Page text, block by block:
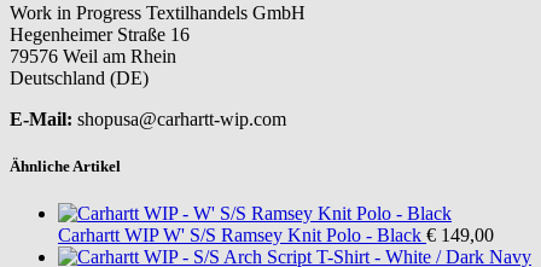
Work in Progress Textilhandels GmbH
Hegenheimer Straße 16
79576 Weil am Rhein
Deutschland (DE)
E-Mail: shopusa@carhartt-wip.com
Ähnliche Artikel
Carhartt WIP W' S/S Ramsey Knit Polo - Black € 149,00